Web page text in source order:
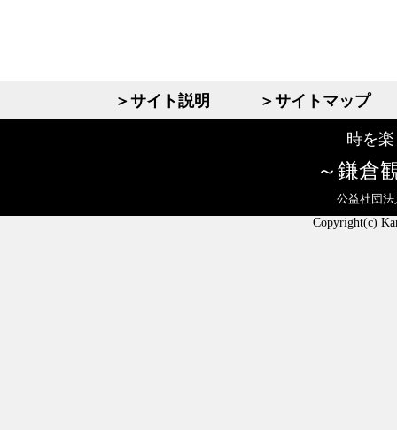
＞サイト説明 ＞サイトマップ
時を
鎌倉
公益社団
Copyright(c)